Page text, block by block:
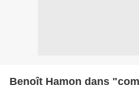
Benoît Hamon dans